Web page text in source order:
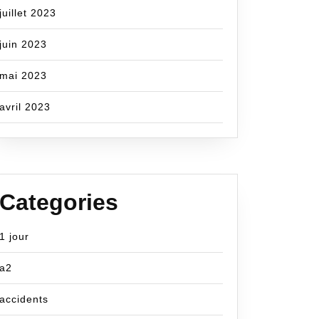
juillet 2023
juin 2023
mai 2023
avril 2023
Categories
1 jour
a2
accidents